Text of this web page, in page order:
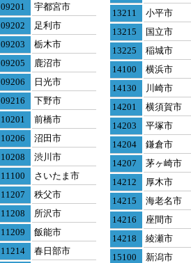
09201
宇都宮市
09202
足利市
09203
栃木市
09205
鹿沼市
09206
日光市
09216
下野市
10201
前橋市
10206
沼田市
10208
渋川市
11100
さいたま市
11207
秩父市
11208
所沢市
11209
飯能市
11214
春日部市
13211
小平市
13215
国立市
13225
稲城市
14100
横浜市
14130
川崎市
14201
横須賀市
14203
平塚市
14204
鎌倉市
14207
茅ヶ崎市
14212
厚木市
14215
海老名市
14216
座間市
14218
綾瀬市
15100
新潟市